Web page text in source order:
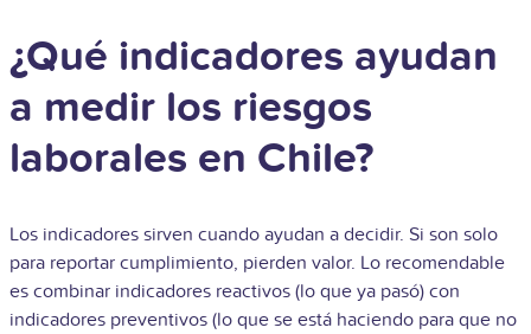
¿Qué indicadores ayudan
a medir los riesgos
laborales en Chile?
Los indicadores sirven cuando ayudan a decidir. Si son solo
para reportar cumplimiento, pierden valor. Lo recomendable
es combinar indicadores reactivos (lo que ya pasó) con
indicadores preventivos (lo que se está haciendo para que no